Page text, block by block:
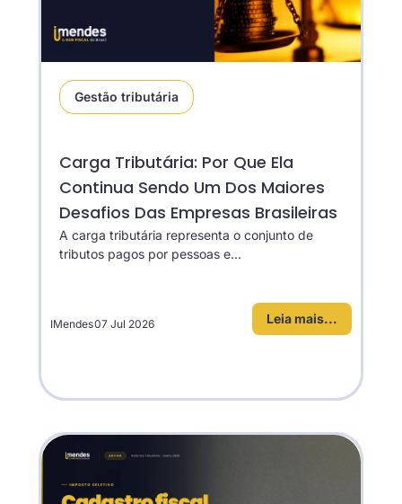
Gestão tributária
Carga Tributária: Por Que Ela
Continua Sendo Um Dos Maiores
Desafios Das Empresas Brasileiras
A carga tributária representa o conjunto de
tributos pagos por pessoas e...
Leia mais...
IMendes07 Jul 2026